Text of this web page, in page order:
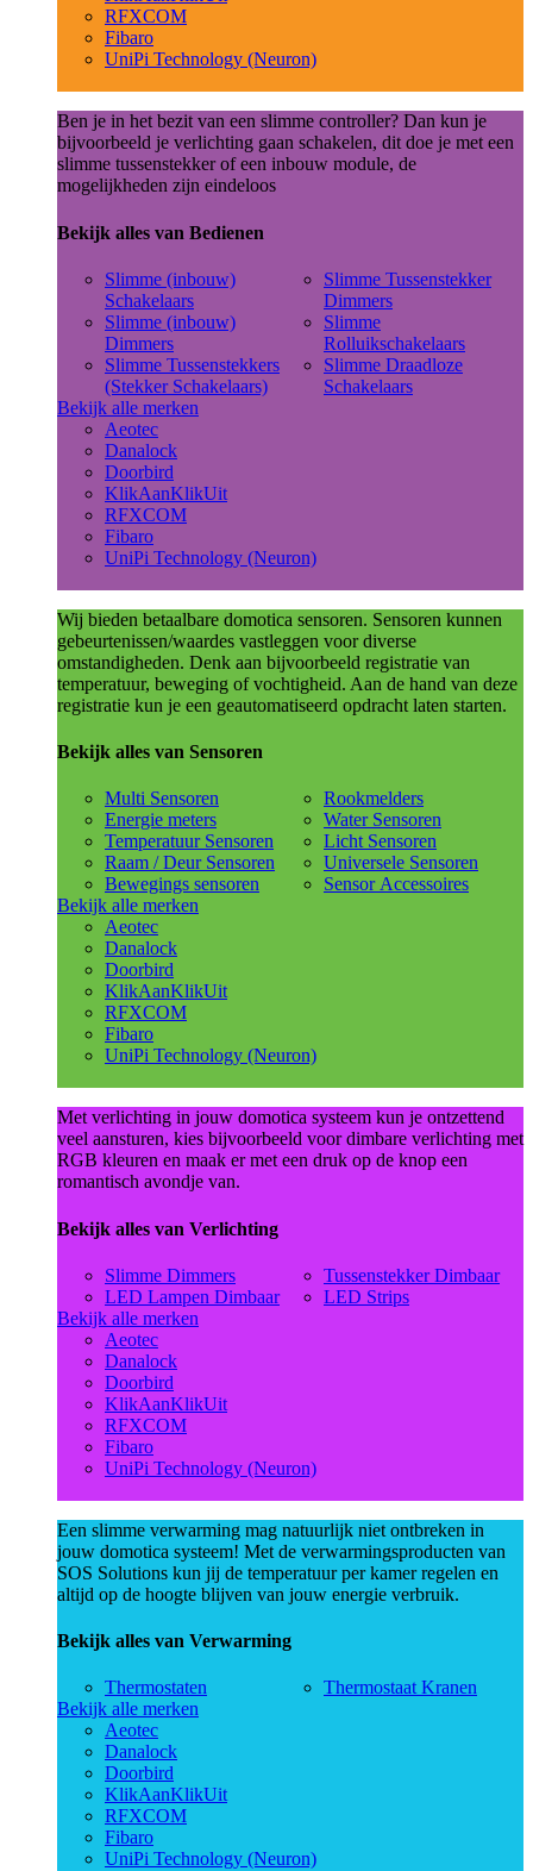
RFXCOM
Fibaro
UniPi Technology (Neuron)
Ben je in het bezit van een slimme controller? Dan kun je
bijvoorbeeld je verlichting gaan schakelen, dit doe je met een
slimme tussenstekker of een inbouw module, de
mogelijkheden zijn eindeloos
Bekijk alles van Bedienen
Slimme (inbouw)
Schakelaars
Slimme (inbouw)
Dimmers
Slimme Tussenstekkers
(Stekker Schakelaars)
Slimme Tussenstekker
Dimmers
Slimme
Rolluikschakelaars
Slimme Draadloze
Schakelaars
Bekijk alle merken
Aeotec
Danalock
Doorbird
KlikAanKlikUit
RFXCOM
Fibaro
UniPi Technology (Neuron)
Wij bieden betaalbare domotica sensoren. Sensoren kunnen
gebeurtenissen/waardes vastleggen voor diverse
omstandigheden. Denk aan bijvoorbeeld registratie van
temperatuur, beweging of vochtigheid. Aan de hand van deze
registratie kun je een geautomatiseerd opdracht laten starten.
Bekijk alles van Sensoren
Multi Sensoren
Energie meters
Temperatuur Sensoren
Raam / Deur Sensoren
Bewegings sensoren
Rookmelders
Water Sensoren
Licht Sensoren
Universele Sensoren
Sensor Accessoires
Bekijk alle merken
Aeotec
Danalock
Doorbird
KlikAanKlikUit
RFXCOM
Fibaro
UniPi Technology (Neuron)
Met verlichting in jouw domotica systeem kun je ontzettend
veel aansturen, kies bijvoorbeeld voor dimbare verlichting met
RGB kleuren en maak er met een druk op de knop een
romantisch avondje van.
Bekijk alles van Verlichting
Slimme Dimmers
LED Lampen Dimbaar
Tussenstekker Dimbaar
LED Strips
Bekijk alle merken
Aeotec
Danalock
Doorbird
KlikAanKlikUit
RFXCOM
Fibaro
UniPi Technology (Neuron)
Een slimme verwarming mag natuurlijk niet ontbreken in
jouw domotica systeem! Met de verwarmingsproducten van
SOS Solutions kun jij de temperatuur per kamer regelen en
altijd op de hoogte blijven van jouw energie verbruik.
Bekijk alles van Verwarming
Thermostaten
Thermostaat Kranen
Bekijk alle merken
Aeotec
Danalock
Doorbird
KlikAanKlikUit
RFXCOM
Fibaro
UniPi Technology (Neuron)